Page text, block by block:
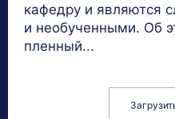
кафедру и являются
и необученными. Об
пленный...